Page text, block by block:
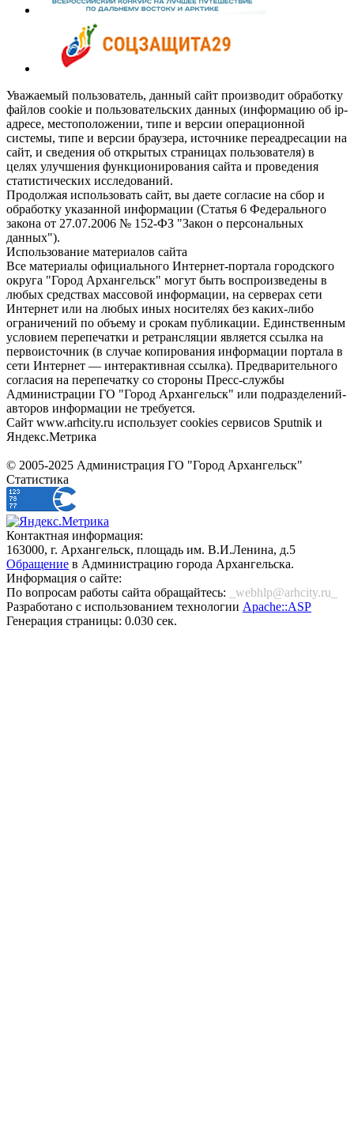
Уважаемый пользователь, данный сайт производит обработку
файлов cookie и пользовательских данных (информацию об ip-
адресе, местоположении, типе и версии операционной
системы, типе и версии браузера, источнике переадресации на
сайт, и сведения об открытых страницах пользователя) в
целях улучшения функционирования сайта и проведения
статистических исследований.
Продолжая использовать сайт, вы даете согласие на сбор и
обработку указанной информации (Статья 6 Федерального
закона от 27.07.2006 № 152-ФЗ "Закон о персональных
данных").
Использование материалов сайта
Все материалы официального Интернет-портала городского
округа "Город Архангельск" могут быть воспроизведены в
любых средствах массовой информации, на серверах сети
Интернет или на любых иных носителях без каких-либо
ограничений по объему и срокам публикации. Единственным
условием перепечатки и ретрансляции является ссылка на
первоисточник (в случае копирования информации портала в
сети Интернет — интерактивная ссылка). Предварительного
согласия на перепечатку со стороны Пресс-службы
Администрации ГО "Город Архангельск" или подразделений-
авторов информации не требуется.
Сайт www.arhcity.ru использует cookies сервисов Sputnik и
Яндекс.Метрика
© 2005-2025 Администрация ГО "Город Архангельск"
Статистика
Контактная информация:
163000, г. Архангельск, площадь им. В.И.Ленина, д.5
Обращение в Администрацию города Архангельска.
Информация о сайте:
По вопросам работы сайта обращайтесь:
_webhlp@arhcity.ru_
Разработано с использованием технологии Apache::ASP
Генерация страницы: 0.030 сек.